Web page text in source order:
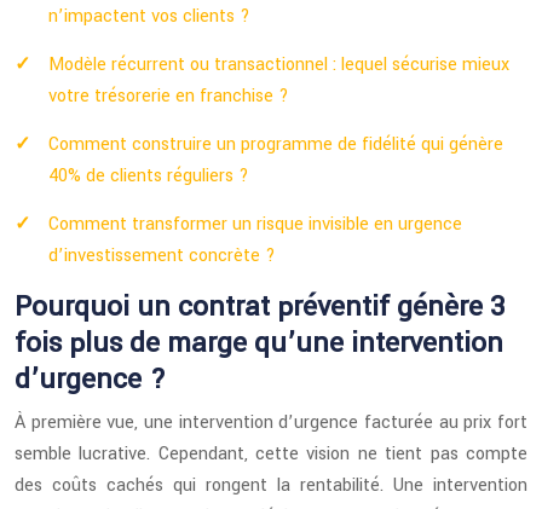
n’impactent vos clients ?
Modèle récurrent ou transactionnel : lequel sécurise mieux
votre trésorerie en franchise ?
Comment construire un programme de fidélité qui génère
40% de clients réguliers ?
Comment transformer un risque invisible en urgence
d’investissement concrète ?
Pourquoi un contrat préventif génère 3
fois plus de marge qu’une intervention
d’urgence ?
À première vue, une intervention d’urgence facturée au prix fort
semble lucrative. Cependant, cette vision ne tient pas compte
des coûts cachés qui rongent la rentabilité. Une intervention